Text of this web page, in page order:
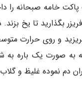
پاکت خامه صبحانه را
بگذارید تا یخ
و روی حرارت
دم نموده غلیظ و